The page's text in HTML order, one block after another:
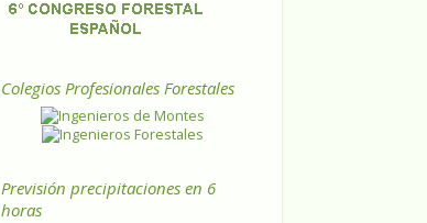
Colegios Profesionales Forestales
Previsión precipitaciones en 6
horas